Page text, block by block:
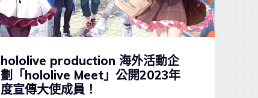
hololive production 海外活動企
劃「hololive Meet」公開2023年
度宣傳大使成員！